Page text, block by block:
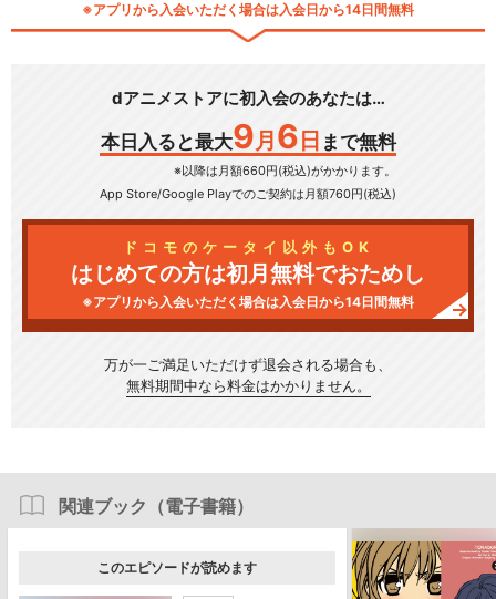
※アプリから入会いただく場合は入会日から14日間無料
dアニメストアに初入会のあなたは…
本日入ると最大9 月 6 日 まで無料
※以降は月額660円(税込)がかかります。
App Store/Google Playでのご契約は月額760円(税込)
ドコモのケータイ以外もOK
はじめての方は初月無料でおためし
※アプリから入会いただく場合は入会日から14日間無料
万が一ご満足いただけず退会される場合も、
無料期間中なら料金はかかりません。
関連ブック（電子書籍）
このエピソードが読めます